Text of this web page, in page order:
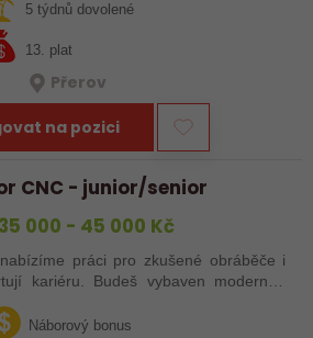
5 týdnů dovolené
13. plat
Přerov
na pozici
CNC - junior/senior
35 000 - 45 000 Kč
práci pro zkušené obráběče i
vybaven moderním
Náborový bonus